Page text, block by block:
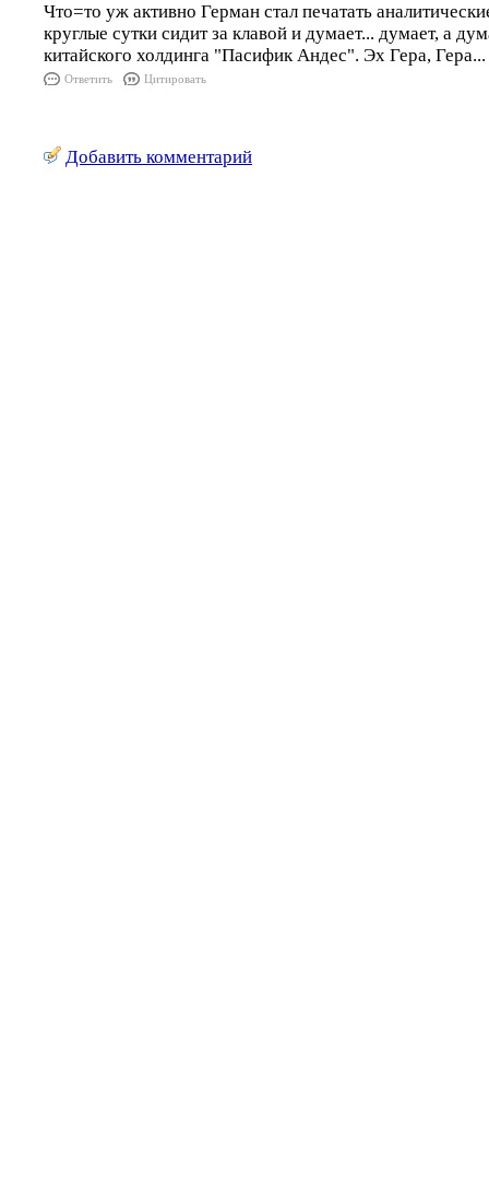
Что=то уж активно Герман стал печатать
круглые сутки сидит за клавой и думает... думает, а
китайского холдинга "Пасифик Андес". Эх Гера, Гера...
Ответить Цитировать
Добавить комментарий